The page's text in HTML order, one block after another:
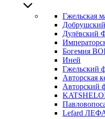
Гжельская
Дулёвский
Богемия
Иней
Гжельский
Авторская
Авторский
Lefard